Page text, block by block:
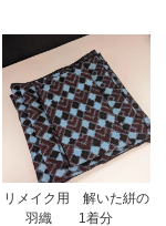
リメイク用 解いた絣の
羽織 1着分